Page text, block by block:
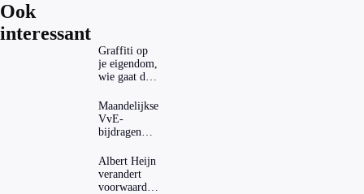
Ook
interessant
Graffiti op
je eigendom,
wie gaat dat
Maandelijkse
VvE-
bijdragen
dat invloed
op je
hypotheek?
Albert Heijn
verandert
voorwaarden